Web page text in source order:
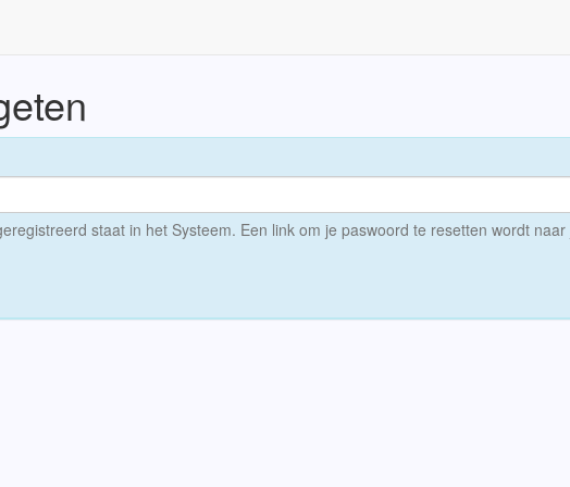
staat in het Systeem. Een link om je paswoord te resetten wordt